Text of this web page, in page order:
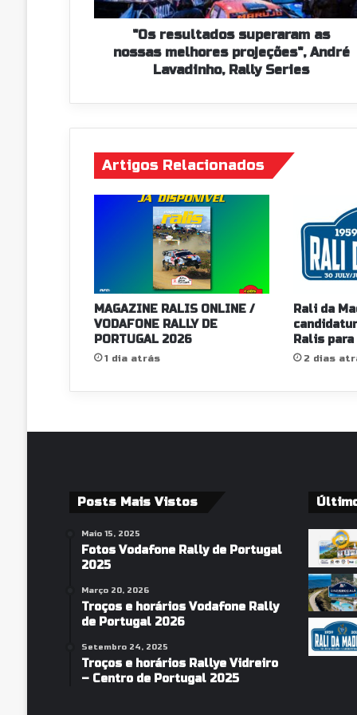
Lavadinho,
Series
"Os resultados superaram as
nossas melhores projeções", André
Lavadinho, Rally Series
Artigos Relacionados
MAGAZINE RALIS ONLINE /
VODAFONE RALLY DE
PORTUGAL 2026
1 dia atrás
Rali da
Ralis
2 dias
Posts Mais Vistos
Maio 15, 2025
Fotos Vodafone Rally de Portugal
2025
Março 20, 2026
Troços e horários Vodafone Rally
de Portugal 2026
Setembro 24, 2025
Troços e horários Rallye Vidreiro
– Centro de Portugal 2025